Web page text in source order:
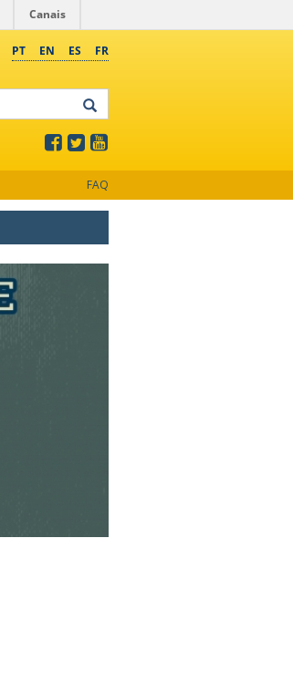
Canais
PT EN ES FR
FAQ